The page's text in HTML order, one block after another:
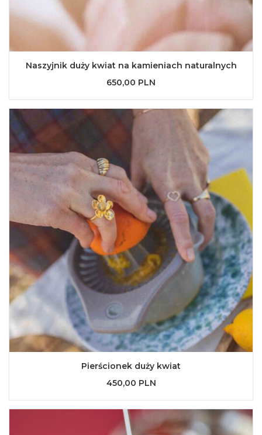
Naszyjnik duży kwiat na kamieniach naturalnych
650,00 PLN
Pierścionek duży kwiat
450,00 PLN